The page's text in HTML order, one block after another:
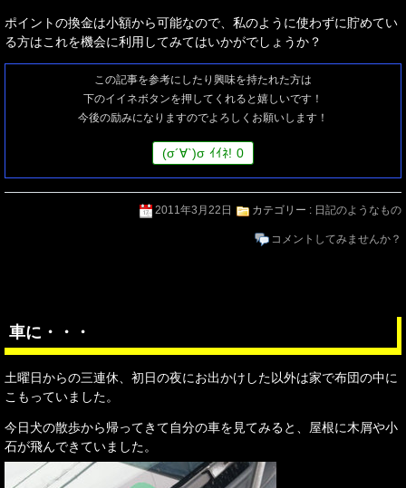
ポイントの換金は小額から可能なので、私のように使わずに貯めてい
る方はこれを機会に利用してみてはいかがでしょうか？
この記事を参考にしたり興味を持たれた方は
下のイイネボタンを押してくれると嬉しいです！
今後の励みになりますのでよろしくお願いします！
(σ´∀`)σ ｲｲﾈ! 0
2011年3月22日 カテゴリー : 日記のようなもの
コメントしてみませんか？
車に・・・
土曜日からの三連休、初日の夜にお出かけした以外は家で布団の中に
こもっていました。
今日犬の散歩から帰ってきて自分の車を見てみると、屋根に木屑や小
石が飛んできていました。